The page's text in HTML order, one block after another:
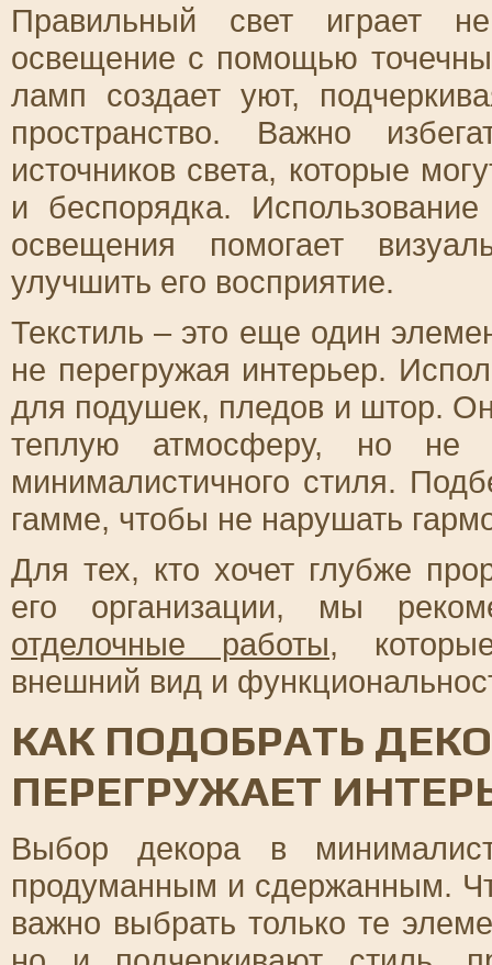
Правильный свет играет
освещение с помощью
ламп создает уют,
пространство. Важно
источников света, которые
и беспорядка.
освещения помогает
улучшить его восприятие.
Текстиль – это еще один
не перегружая интерьер.
для подушек, пледов и штор.
теплую атмосферу, но не
минималистичного стиля.
гамме, чтобы не нарушать
Для тех, кто хочет глубже
его организации, мы
отделочные работы,
внешний вид и
КАК ПОДОБРАТЬ
ПЕРЕГРУЖАЕТ
Выбор декора в
продуманным и сдержанным.
важно выбрать только те